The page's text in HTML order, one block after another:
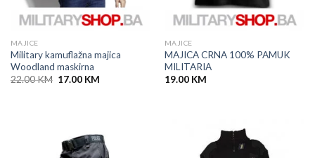
MAJICE
Military kamuflažna majica
Woodland maskirna
22.00KM Original
17.00 KMCurrent
MAJICE
MAJICA CRNA 100% PAMUK
MILITARIA
19.00 KM